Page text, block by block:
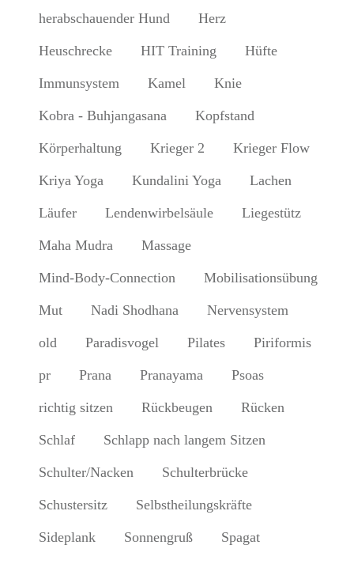
herabschauender Hund Herz
Heuschrecke HIT Training Hüfte
Immunsystem Kamel Knie
Kobra - Buhjangasana Kopfstand
Körperhaltung Krieger 2 Krieger Flow
Kriya Yoga Kundalini Yoga Lachen
Läufer Lendenwirbelsäule Liegestütz
Maha Mudra Massage
Mind-Body-Connection Mobilisationsübung
Mut Nadi Shodhana Nervensystem
old Paradisvogel Pilates Piriformis
pr Prana Pranayama Psoas
richtig sitzen Rückbeugen Rücken
Schlaf Schlapp nach langem Sitzen
Schulter/Nacken Schulterbrücke
Schustersitz Selbstheilungskräfte
Sideplank Sonnengruß Spagat